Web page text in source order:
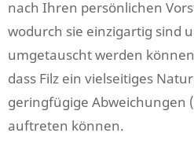
nach Ihren persönlichen
wodurch sie einzigartig sind
umgetauscht werden
dass Filz ein vielseitiges
geringfügige Abweichungen
auftreten können.